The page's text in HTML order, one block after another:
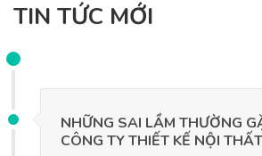
TIN TỨC MỚI
NHỮNG SAI LẦM THƯỜNG
CÔNG TY THIẾT KẾ NỘI THẤT